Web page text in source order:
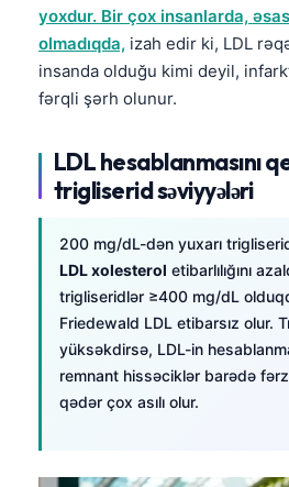
yoxdur. Bir çox insanlarda,
olmadıqda, izah edir ki, LDL
insanda olduğu kimi deyil,
fərqli şərh olunur.
LDL hesablanmasını
trigliserid səviyyələri
200 mg/dL-dən yuxarı
LDL xolesterol etibarlılığını
trigliseridlər ≥400 mg/dL
Friedewald LDL etibarsız olur.
yüksəkdirsə, LDL-in
remnant hissəciklər barədə
qədər çox asılı olur.